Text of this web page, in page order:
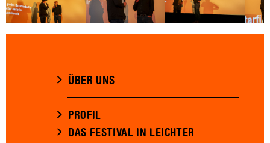
ÜBER UNS
PROFIL
DAS FESTIVAL IN LEICHTER